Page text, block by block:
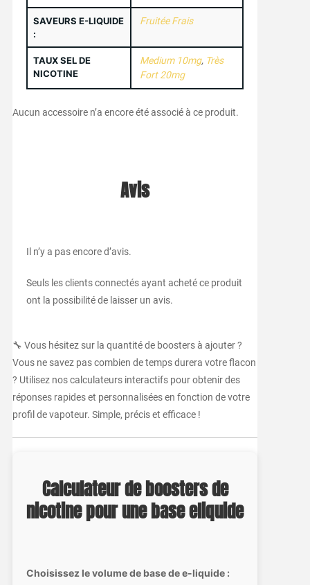
SAVEURS E-LIQUIDE
:
Fruitée Frais
TAUX SEL DE
NICOTINE
Medium 10mg, Très
Fort 20mg
Aucun accessoire n’a encore été associé à ce produit.
Avis
Il n’y a pas encore d’avis.
Seuls les clients connectés ayant acheté ce produit
ont la possibilité de laisser un avis.
🔧 Vous hésitez sur la quantité de boosters à ajouter ?
Vous ne savez pas combien de temps durera votre flacon
? Utilisez nos calculateurs interactifs pour obtenir des
réponses rapides et personnalisées en fonction de votre
profil de vapoteur. Simple, précis et efficace !
Calculateur de boosters de
nicotine pour une base eliquide
Choisissez le volume de base de e-liquide :